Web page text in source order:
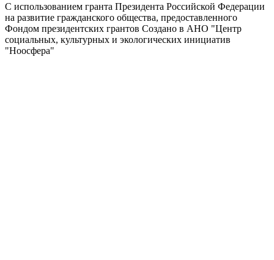
С использованием гранта Президента Российской Федерации
на развитие гражданского общества, предоставленного
Фондом президентских грантов Создано в АНО "Центр
социальных, культурных и экологических инициатив
"Ноосфера"